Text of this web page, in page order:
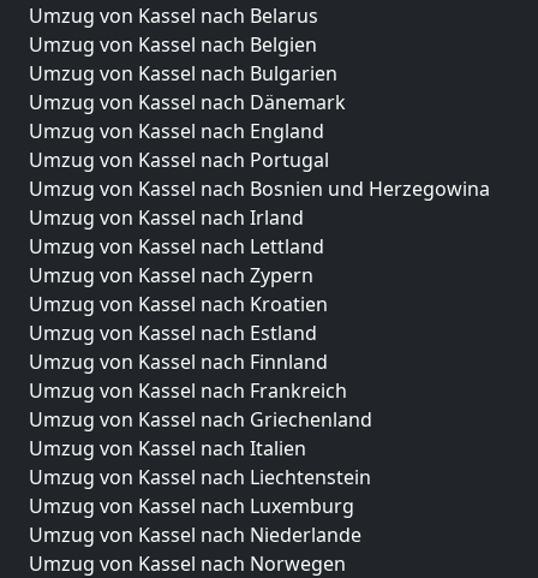
Umzug von Kassel nach Belarus
Umzug von Kassel nach Belgien
Umzug von Kassel nach Bulgarien
Umzug von Kassel nach Dänemark
Umzug von Kassel nach England
Umzug von Kassel nach Portugal
Umzug von Kassel nach Bosnien und Herzegowina
Umzug von Kassel nach Irland
Umzug von Kassel nach Lettland
Umzug von Kassel nach Zypern
Umzug von Kassel nach Kroatien
Umzug von Kassel nach Estland
Umzug von Kassel nach Finnland
Umzug von Kassel nach Frankreich
Umzug von Kassel nach Griechenland
Umzug von Kassel nach Italien
Umzug von Kassel nach Liechtenstein
Umzug von Kassel nach Luxemburg
Umzug von Kassel nach Niederlande
Umzug von Kassel nach Norwegen